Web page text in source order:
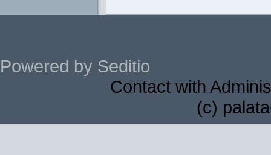
Powered by Seditio
Contact with
(c)